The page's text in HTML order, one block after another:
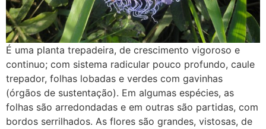
É uma planta trepadeira, de crescimento vigoroso e
continuo; com sistema radicular pouco profundo, caule
trepador, folhas lobadas e verdes com gavinhas
(órgãos de sustentação). Em algumas espécies, as
folhas são arredondadas e em outras são partidas, com
bordos serrilhados. As flores são grandes, vistosas, de